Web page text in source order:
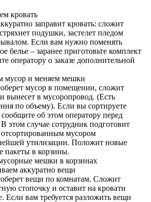
кровать
заправит кровать: сложит
подушки, застелет пледом
Если вам нужно поменять
белье – заранее приготовьте комплект
оператору о заказе дополнительной
мусор и меняем мешки
мусор в помещении, сложит
вынесет в мусоропровод. (Есть
по объему). Если вы сортируете
об этом оператору перед
этом случае сотрудник подготовит
мусором
утилизации. Положит новые
пакеты в корзины.
мешки в корзинах
аккуратно вещи
вещи по комнатам. Сложит
стопочку и оставит на кровати
Если вам требуется разложить вещи